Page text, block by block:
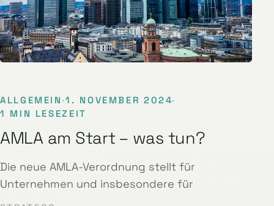
ALLGEMEIN ·1. NOVEMBER 2024·
1 MIN LESEZEIT
AMLA am Start – was tun?
Die neue AMLA-Verordnung stellt für
Unternehmen und insbesondere für